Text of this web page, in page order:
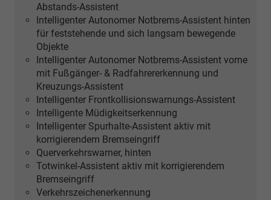
Abstands-Assistent
Intelligenter Autonomer Notbrems-Assistent hinten
für feststehende und sich langsam bewegende
Objekte
Intelligenter Autonomer Notbrems-Assistent vorne
mit Fußgänger- & Radfahrererkennung und
Kreuzungs-Assistent
Intelligenter Frontkollisionswarnungs-Assistent
Intelligente Müdigkeitserkennung
Intelligenter Spurhalte-Assistent aktiv mit
korrigierendem Bremseingriff
Querverkehrswarner, hinten
Totwinkel-Assistent aktiv mit korrigierendem
Bremseingriff
Verkehrszeichenerkennung